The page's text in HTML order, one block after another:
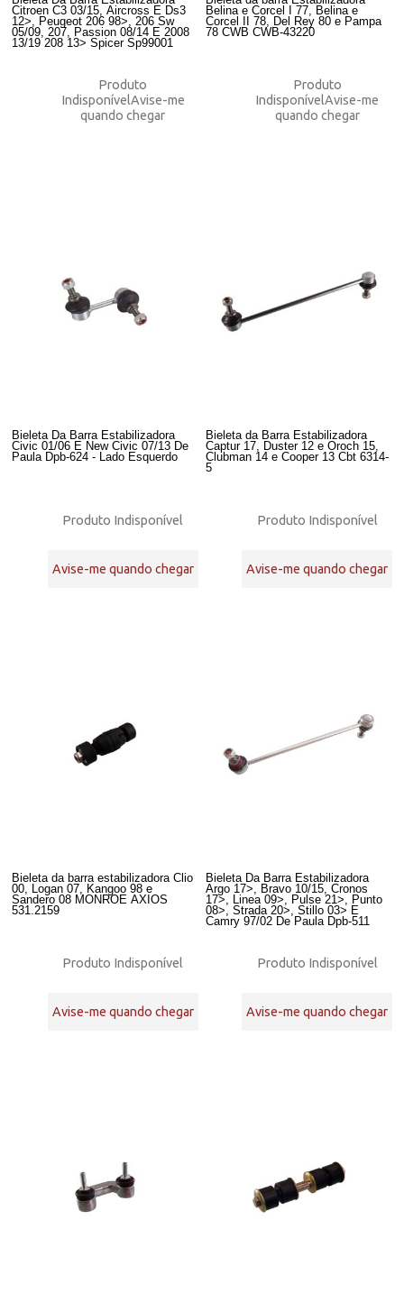
Citroen C3 03/15, Aircross E Ds3
12>, Peugeot 206 98>, 206 Sw
05/09, 207, Passion 08/14 E 2008
13/19 208 13> Spicer Sp99001
Produto
IndisponívelAvise-me
quando chegar
Belina e Corcel I 77, Belina e
Corcel II 78, Del Rey 80 e Pampa
78 CWB CWB-43220
Produto
IndisponívelAvise-me
quando chegar
Bieleta Da Barra Estabilizadora
Civic 01/06 E New Civic 07/13 De
Paula Dpb-624 - Lado Esquerdo
Produto Indisponível
Avise-me quando chegar
Bieleta da Barra Estabilizadora
Captur 17, Duster 12 e Oroch 15,
Clubman 14 e Cooper 13 Cbt 6314-
5
Produto Indisponível
Avise-me quando chegar
Bieleta da barra estabilizadora Clio
00, Logan 07, Kangoo 98 e
Sandero 08 MONROE AXIOS
531.2159
Produto Indisponível
Avise-me quando chegar
Bieleta Da Barra Estabilizadora
Argo 17>, Bravo 10/15, Cronos
17>, Linea 09>, Pulse 21>, Punto
08>, Strada 20>, Stillo 03> E
Camry 97/02 De Paula Dpb-511
Produto Indisponível
Avise-me quando chegar